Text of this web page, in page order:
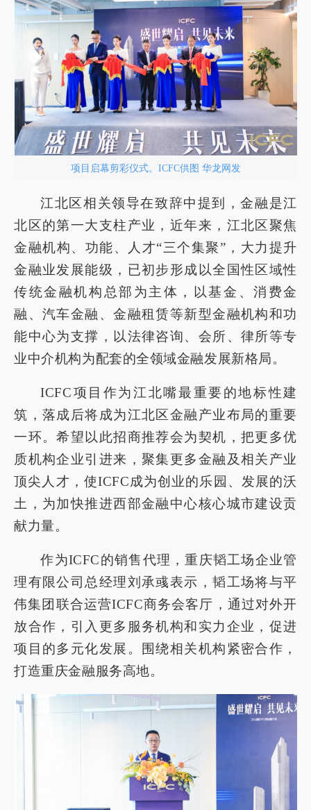
项目启幕剪彩仪式。ICFC供图 华龙网发
江北区相关领导在致辞中提到，金融是江
北区的第一大支柱产业，近年来，江北区聚焦
金融机构、功能、人才“三个集聚”，大力提升
金融业发展能级，已初步形成以全国性区域性
传统金融机构总部为主体，以基金、消费金
融、汽车金融、金融租赁等新型金融机构和功
能中心为支撑，以法律咨询、会所、律所等专
业中介机构为配套的全领域金融发展新格局。
ICFC项目作为江北嘴最重要的地标性建
筑，落成后将成为江北区金融产业布局的重要
一环。希望以此招商推荐会为契机，把更多优
质机构企业引进来，聚集更多金融及相关产业
顶尖人才，使ICFC成为创业的乐园、发展的沃
土，为加快推进西部金融中心核心城市建设贡
献力量。
作为ICFC的销售代理，重庆韬工场企业管
理有限公司总经理刘承彧表示，韬工场将与平
伟集团联合运营ICFC商务会客厅，通过对外开
放合作，引入更多服务机构和实力企业，促进
项目的多元化发展。围绕相关机构紧密合作，
打造重庆金融服务高地。